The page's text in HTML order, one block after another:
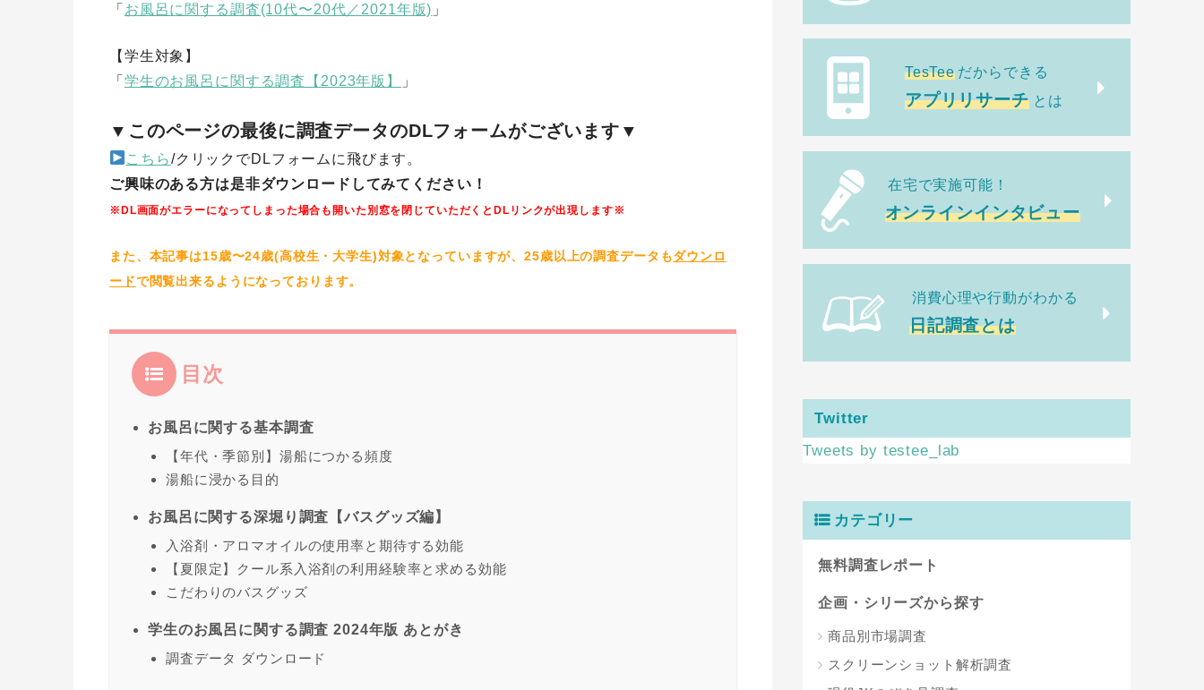
「 お風呂に関する調査(10代〜20代／2021年版) 」
【学生対象】
「 学生のお風呂に関する調査【2023年版】 」
▼このページの最後に調査データのDLフォームがございます▼
こちら/クリックでDLフォームに飛びます。
ご興味のある方は是非ダウンロードしてみてください！
※DL画面がエラーになってしまった場合も開いた別窓を閉じていただくとDLリンクが出現します※
また、本記事は15歳〜24歳(高校生・大学生)対象となっていますが、25歳以上の調査データもダウンロ
ードで閲覧出来るようになっております。
目次
お風呂に関する基本調査
【年代・季節別】湯船につかる頻度
湯船に浸かる目的
お風呂に関する深堀り調査【バスグッズ編】
入浴剤・アロマオイルの使用率と期待する効能
【夏限定】クール系入浴剤の利用経験率と求める効能
こだわりのバスグッズ
学生のお風呂に関する調査 2024年版 あとがき
調査データ ダウンロード
TesTee だからできる
アプリリサーチ とは
在宅で実施可能！
オンラインインタビュー
消費心理や行動がわかる
日記調査とは
Twitter
Tweets by testee_lab
カテゴリー
無料調査レポート
企画・シリーズから探す
商品別市場調査
スクリーンショット解析調査